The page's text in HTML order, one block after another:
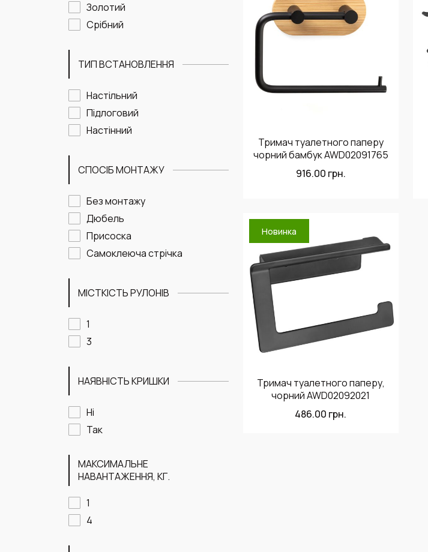
Золотий
Срібний
ТИП ВСТАНОВЛЕННЯ
Настільний
Підлоговий
Настінний
СПОСІБ МОНТАЖУ
Без монтажу
Дюбель
Присоска
Самоклеюча стрічка
МІСТКІСТЬ РУЛОНІВ
1
3
НАЯВНІСТЬ КРИШКИ
Ні
Так
МАКСИМАЛЬНЕ
НАВАНТАЖЕННЯ, КГ.
1
4
Тримач туалетного паперу
чорний бамбук AWD02091765
916.00 грн.
Новинка
Тримач туалетного паперу,
чорний AWD02092021
486.00 грн.